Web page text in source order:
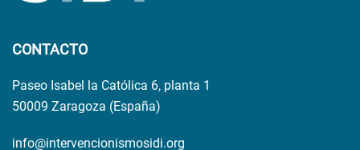
CONTACTO
Paseo Isabel la Católica 6, planta 1
50009 Zaragoza (España)
info@intervencionismosidi.org